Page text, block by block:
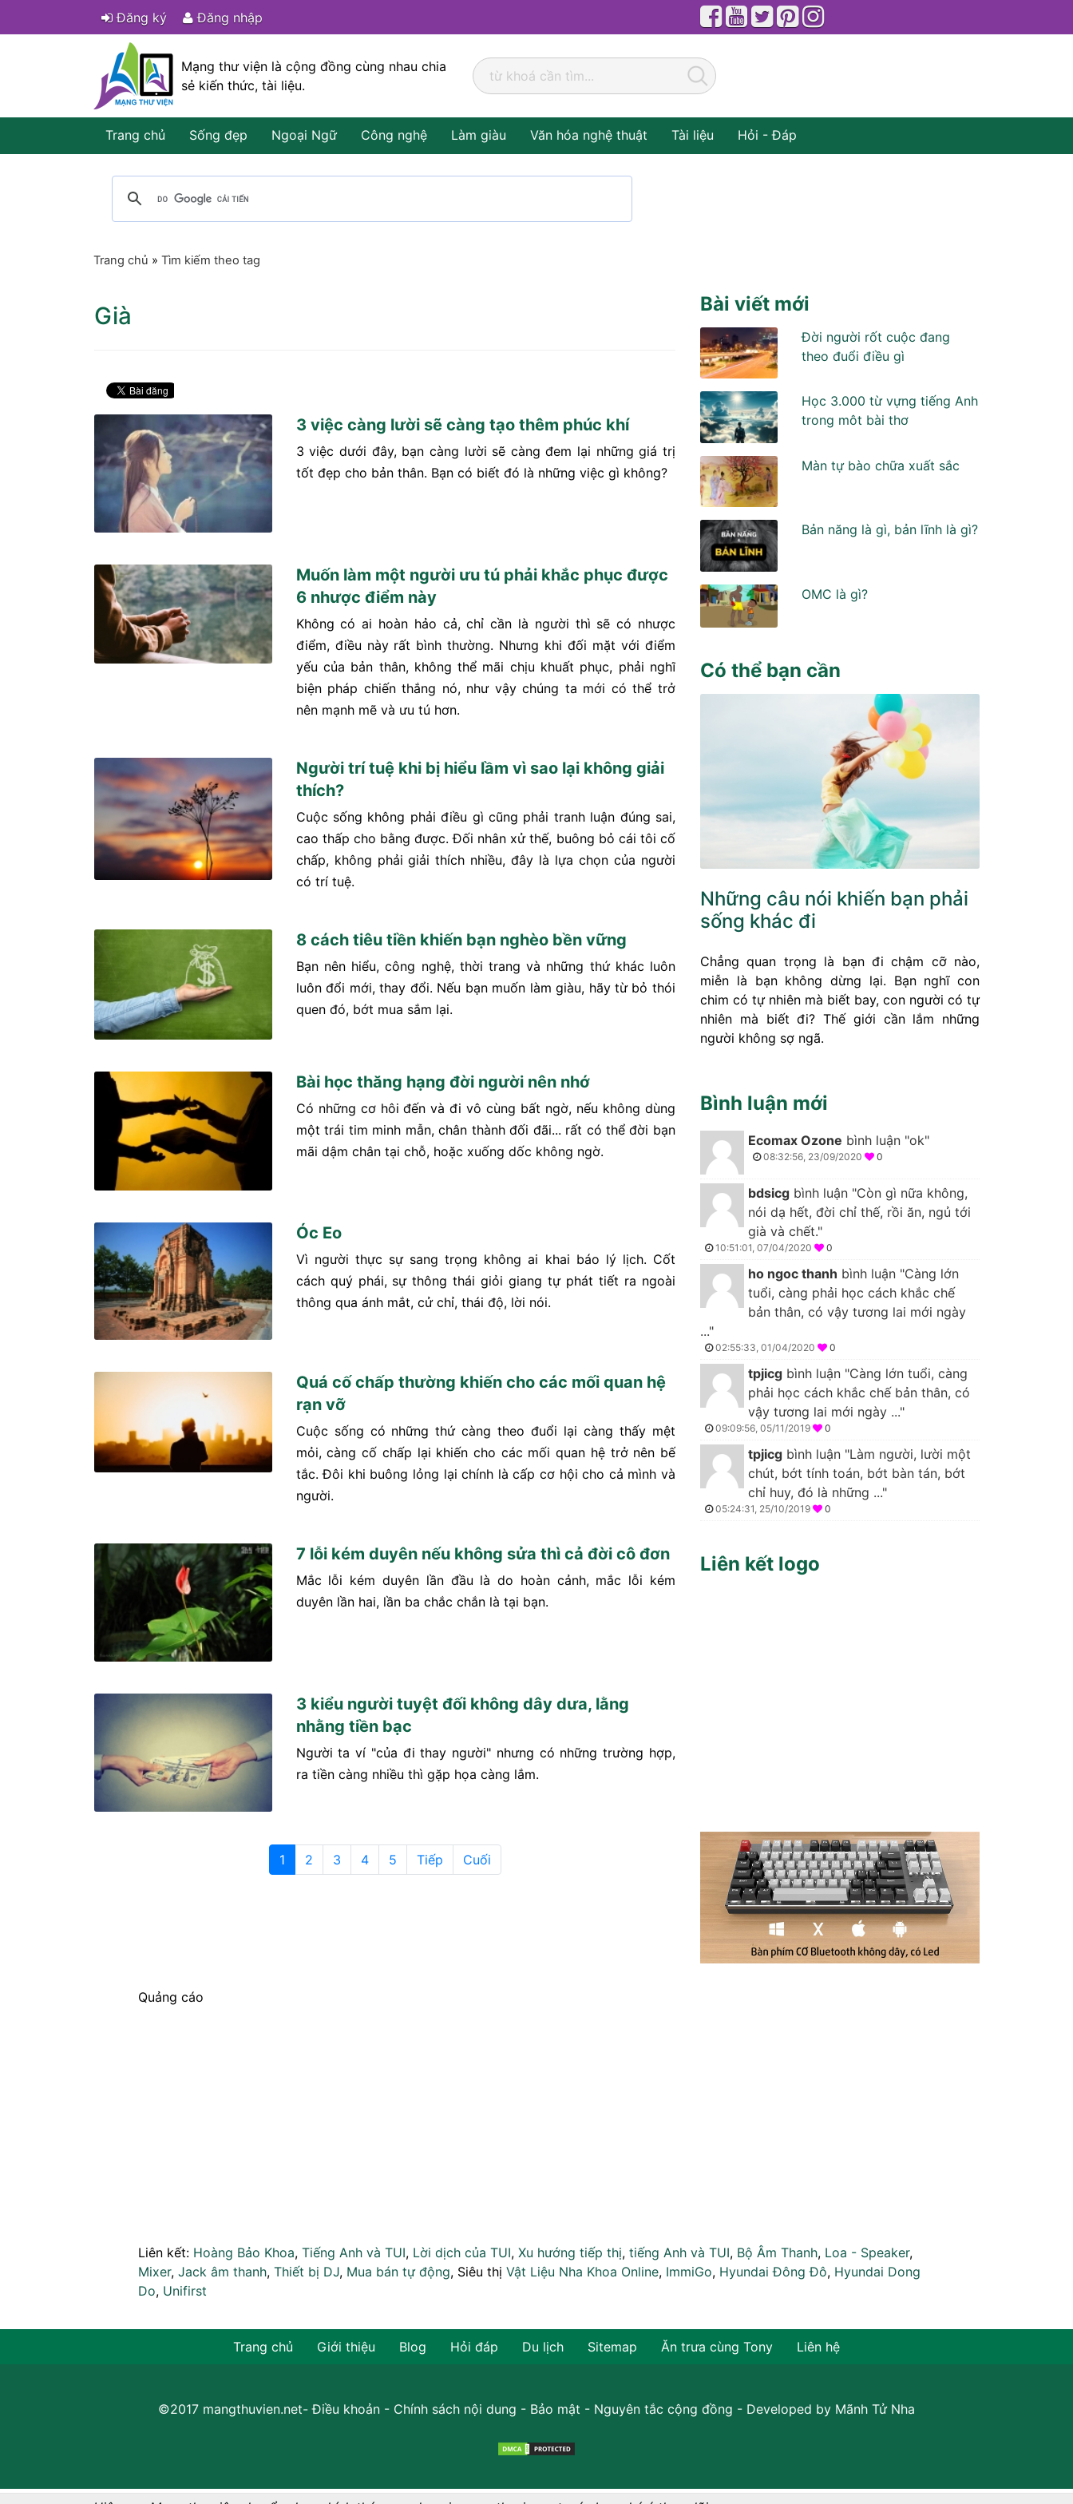
Đăng ký Đăng nhập
Mạng thư viện là cộng đồng cùng nhau chia
sẻ kiến thức, tài liệu.
Trang chủ Sống đẹp Ngoại Ngữ Công nghệ Làm giàu Văn hóa nghệ thuật Tài liệu Hỏi - Đáp
Trang chủ » Tìm kiếm theo tag
Già
3 việc càng lười sẽ càng tạo thêm phúc khí
3 việc dưới đây, bạn càng lười sẽ càng đem lại những giá trị
tốt đẹp cho bản thân. Bạn có biết đó là những việc gì không?
Muốn làm một người ưu tú phải khắc phục được
6 nhược điểm này
Không có ai hoàn hảo cả, chỉ cần là người thì sẽ có nhược
điểm, điều này rất bình thường. Nhưng khi đối mặt với điểm
yếu của bản thân, không thể mãi chịu khuất phục, phải nghĩ
biện pháp chiến thắng nó, như vậy chúng ta mới có thể trở
nên mạnh mẽ và ưu tú hơn.
Người trí tuệ khi bị hiểu lầm vì sao lại không giải
thích?
Cuộc sống không phải điều gì cũng phải tranh luận đúng sai,
cao thấp cho bằng được. Đối nhân xử thế, buông bỏ cái tôi cố
chấp, không phải giải thích nhiều, đây là lựa chọn của người
có trí tuệ.
8 cách tiêu tiền khiến bạn nghèo bền vững
Bạn nên hiểu, công nghệ, thời trang và những thứ khác luôn
luôn đổi mới, thay đổi. Nếu bạn muốn làm giàu, hãy từ bỏ thói
quen đó, bớt mua sắm lại.
Bài học thăng hạng đời người nên nhớ
Có những cơ hôi đến và đi vô cùng bất ngờ, nếu không dùng
một trái tim minh mẫn, chân thành đối đãi... rất có thể đời bạn
mãi dậm chân tại chỗ, hoặc xuống dốc không ngờ.
Óc Eo
Vì người thực sự sang trọng không ai khai báo lý lịch. Cốt
cách quý phái, sự thông thái giỏi giang tự phát tiết ra ngoài
thông qua ánh mắt, cử chỉ, thái độ, lời nói.
Quá cố chấp thường khiến cho các mối quan hệ
rạn vỡ
Cuộc sống có những thứ càng theo đuổi lại càng thấy mệt
mỏi, càng cố chấp lại khiến cho các mối quan hệ trở nên bế
tắc. Đôi khi buông lỏng lại chính là cấp cơ hội cho cả mình và
người.
7 lỗi kém duyên nếu không sửa thì cả đời cô đơn
Mắc lỗi kém duyên lần đầu là do hoàn cảnh, mắc lỗi kém
duyên lần hai, lần ba chắc chắn là tại bạn.
3 kiểu người tuyệt đối không dây dưa, lằng
nhằng tiền bạc
Người ta ví "của đi thay người" nhưng có những trường hợp,
ra tiền càng nhiều thì gặp họa càng lắm.
1 2 3 4 5 Tiếp Cuối
Bài viết mới
Đời người rốt cuộc đang
theo đuổi điều gì
Học 3.000 từ vựng tiếng Anh
trong môt bài thơ
Màn tự bào chữa xuất sắc
Bản năng là gì, bản lĩnh là gì?
OMC là gì?
Có thể bạn cần
Những câu nói khiến bạn phải
sống khác đi
Chẳng quan trọng là bạn đi chậm cỡ nào,
miễn là bạn không dừng lại. Bạn nghĩ con
chim có tự nhiên mà biết bay, con người có tự
nhiên mà biết đi? Thế giới cần lắm những
người không sợ ngã.
Bình luận mới
Ecomax Ozone bình luận "ok"
08:32:56, 23/09/2020 0
bdsicg bình luận "Còn gì nữa không,
nói dạ hết, đời chỉ thế, rồi ăn, ngủ tới
già và chết."
10:51:01, 07/04/2020 0
ho ngoc thanh bình luận "Càng lớn
tuổi, càng phải học cách khắc chế
bản thân, có vậy tương lai mới ngày
..."
02:55:33, 01/04/2020 0
tpjicg bình luận "Càng lớn tuổi, càng
phải học cách khắc chế bản thân, có
vậy tương lai mới ngày ..."
09:09:56, 05/11/2019 0
tpjicg bình luận "Làm người, lười một
chút, bớt tính toán, bớt bàn tán, bớt
chỉ huy, đó là những ..."
05:24:31, 25/10/2019 0
Liên kết logo
Quảng cáo
Liên kết: Hoàng Bảo Khoa, Tiếng Anh và TUI, Lời dịch của TUI, Xu hướng tiếp thị, tiếng Anh và TUI, Bộ Âm Thanh, Loa - Speaker,
Mixer, Jack âm thanh, Thiết bị DJ, Mua bán tự động, Siêu thị Vật Liệu Nha Khoa Online, ImmiGo, Hyundai Đông Đô, Hyundai Dong
Do, Unifirst
Trang chủ Giới thiệu Blog Hỏi đáp Du lịch Sitemap Ăn trưa cùng Tony Liên hệ
©2017 mangthuvien.net-Điều khoản - Chính sách nội dung - Bảo mật - Nguyên tắc cộng đồng - Developed by Mãnh Tử Nha